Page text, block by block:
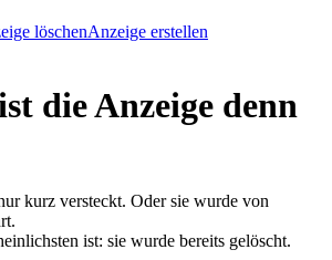
löschenAnzeige erstellen
die Anzeige denn
kurz versteckt. Oder sie wurde von
ist: sie wurde bereits gelöscht.